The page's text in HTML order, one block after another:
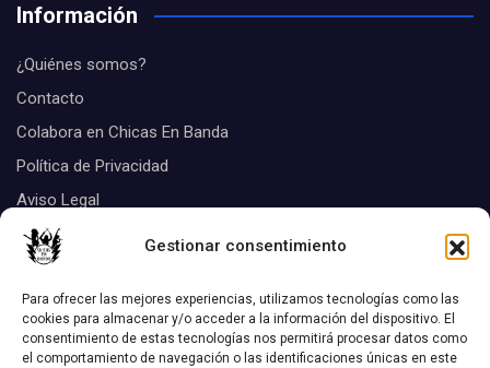
Gestionar consentimiento
Para ofrecer las mejores experiencias, utilizamos tecnologías como las
cookies para almacenar y/o acceder a la información del dispositivo. El
consentimiento de estas tecnologías nos permitirá procesar datos como
el comportamiento de navegación o las identificaciones únicas en este
Información
¿Quiénes somos?
Contacto
Colabora en Chicas En Banda
Política de Privacidad
Aviso Legal
Suscribirse
Tags
Biografias